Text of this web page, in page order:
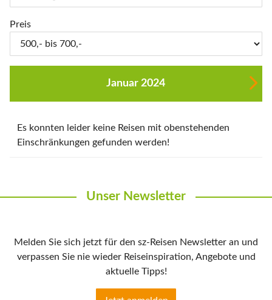
Preis
Januar 2024
Es konnten leider keine Reisen mit obenstehenden
Einschränkungen gefunden werden!
Unser Newsletter
Melden Sie sich jetzt für den sz-Reisen Newsletter an und
verpassen Sie nie wieder Reiseinspiration, Angebote und
aktuelle Tipps!